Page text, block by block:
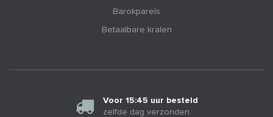
Barokparels
Betaalbare kralen
Voor 15:45 uur besteld
zelfde dag verzonden